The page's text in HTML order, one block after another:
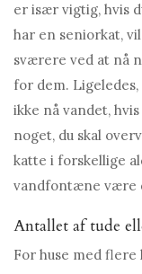
er især vigtig, hvis
har en seniorkat,
sværere ved at nå
for dem.
ikke nå vandet,
noget, du skal
katte i forskellige
vandfontæne være
Antallet af tude
For huse med